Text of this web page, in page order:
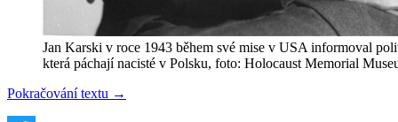
Jan Karski v roce 1943 během své mise v USA informoval
která páchají nacisté v Polsku, foto: Holocaust Memorial
Pokračování textu Jan
→